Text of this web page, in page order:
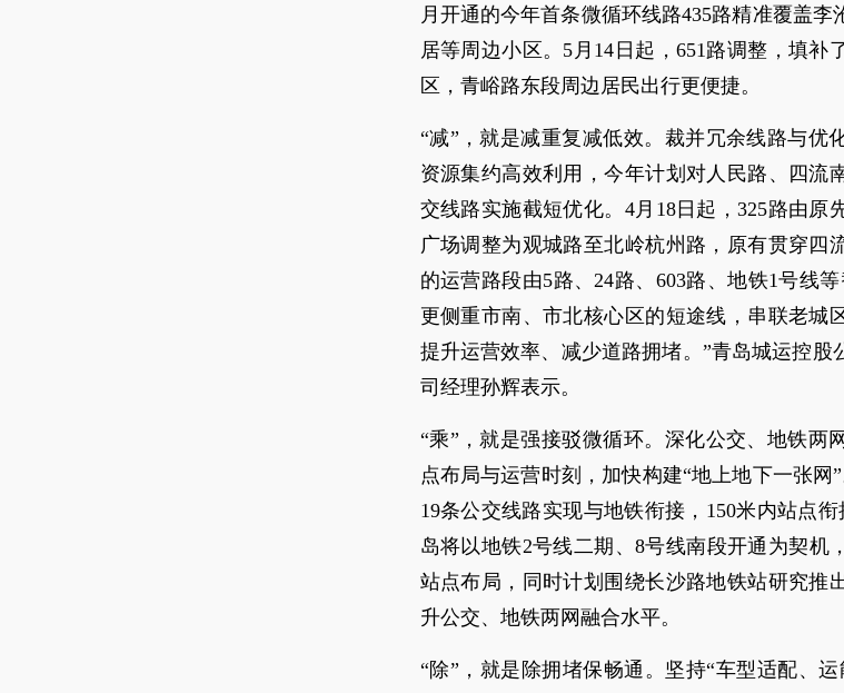
月开通的今年首条微循环线路435路精准覆盖
居等周边小区。5月14日起，651路调整，填补
区，青峪路东段周边居民出行更便捷。
“减”，就是减重复减低效。裁并冗余线路与优
资源集约高效利用，今年计划对人民路、四流
交线路实施截短优化。4月18日起，325路由原
广场调整为观城路至北岭杭州路，原有贯穿四
的运营路段由5路、24路、603路、地铁1号线
更侧重市南、市北核心区的短途线，串联老城
提升运营效率、减少道路拥堵。”青岛城运控股
司经理孙辉表示。
“乘”，就是强接驳微循环。深化公交、地铁两
点布局与运营时刻，加快构建“地上地下一张网
19条公交线路实现与地铁衔接，150米内站点
岛将以地铁2号线二期、8号线南段开通为契机
站点布局，同时计划围绕长沙路地铁站研究推
升公交、地铁两网融合水平。
“除”，就是除拥堵保畅通。坚持“车型适配、